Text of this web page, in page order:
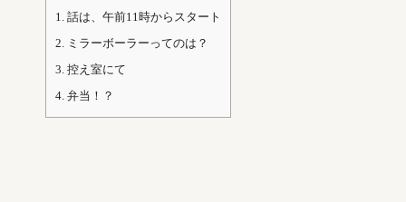
1. 話は、午前11時からスタート
2.
ミラーボーラーってのは？
3. 控え室にて
4. 弁当！？